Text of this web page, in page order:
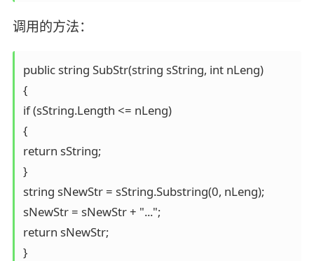
调用的方法：
public string SubStr(string sString, int nLeng)
{
if (sString.Length <= nLeng)
{
return sString;
}
string sNewStr = sString.Substring(0, nLeng);
sNewStr = sNewStr + "...";
return sNewStr;
}